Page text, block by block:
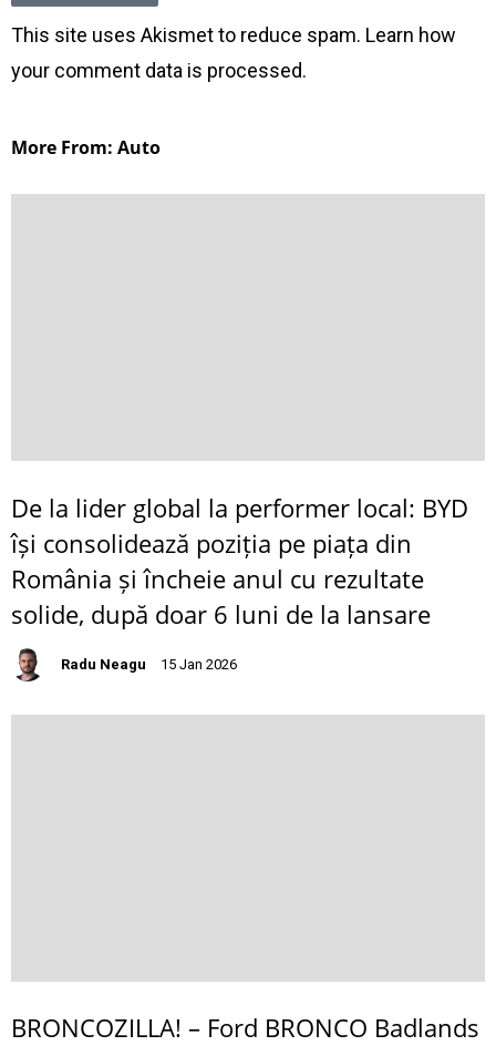
This site uses Akismet to reduce spam. Learn how
your comment data is processed.
More From: Auto
De la lider global la performer local: BYD
își consolidează poziția pe piața din
România și încheie anul cu rezultate
solide, după doar 6 luni de la lansare
Radu Neagu 15 Jan 2026
BRONCOZILLA! – Ford BRONCO Badlands